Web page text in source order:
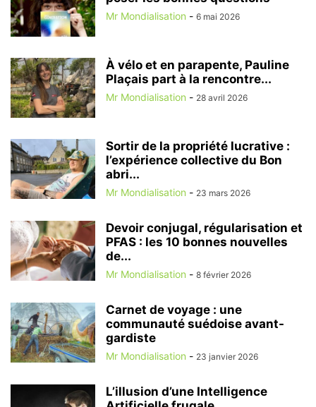
Mr Mondialisation - 6 mai 2026
À vélo et en parapente, Pauline
Plaçais part à la rencontre...
Mr Mondialisation - 28 avril 2026
Sortir de la propriété lucrative :
l’expérience collective du Bon
abri...
Mr Mondialisation - 23 mars 2026
Devoir conjugal, régularisation et
PFAS : les 10 bonnes nouvelles
de...
Mr Mondialisation - 8 février 2026
Carnet de voyage : une
communauté suédoise avant-
gardiste
Mr Mondialisation - 23 janvier 2026
L’illusion d’une Intelligence